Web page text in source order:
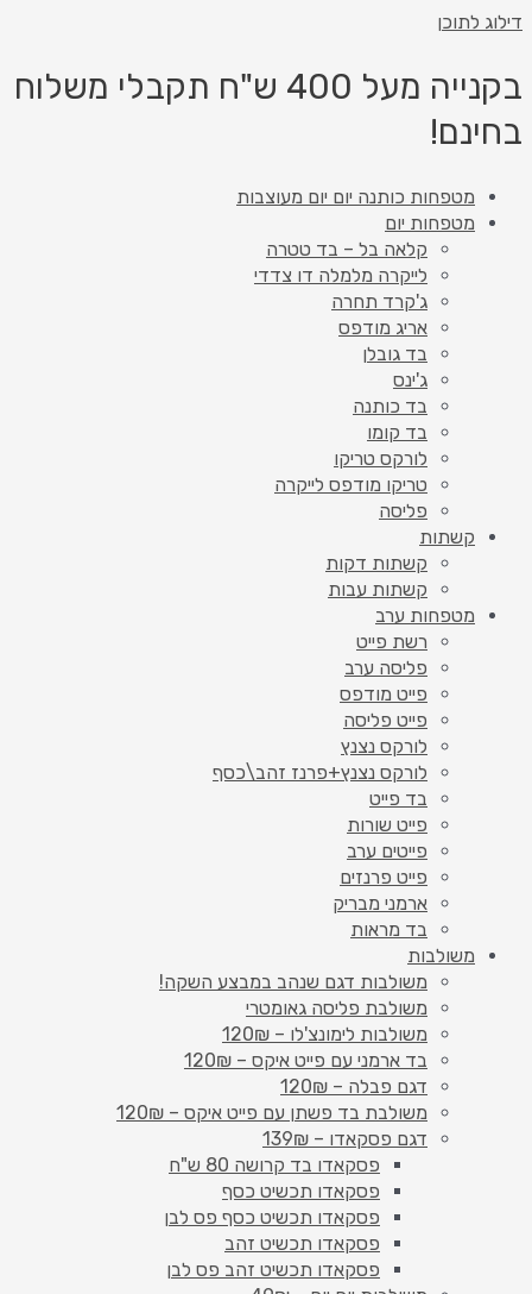
דילוג לתוכן
בקנייה מעל 400 ש"ח תקבלי משלוח
בחינם!
מטפחות כותנה יום יום מעוצבות
מטפחות יום
קלאה בל – בד טטרה
לייקרה מלמלה דו צדדי
ג'קרד תחרה
אריג מודפס
בד גובלן
ג'ינס
בד כותנה
בד קומו
לורקס טריקו
טריקו מודפס לייקרה
פליסה
קשתות
קשתות דקות
קשתות עבות
מטפחות ערב
רשת פייט
פליסה ערב
פייט מודפס
פייט פליסה
לורקס נצנץ
לורקס נצנץ+פרנז זהב\כסף
בד פייט
פייט שורות
פייטים ערב
פייט פרנזים
ארמני מבריק
בד מראות
משולבות
משולבות דגם שנהב במבצע השקה!
משולבת פליסה גאומטרי
משולבות לימונצ'לו – 120₪
בד ארמני עם פייט איקס – 120₪
דגם פבלה – 120₪
משולבת בד פשתן עם פייט איקס – 120₪
דגם פסקאדו – 139₪
פסקאדו בד קרושה 80 ש"ח
פסקאדו תכשיט כסף
פסקאדו תכשיט כסף פס לבן
פסקאדו תכשיט זהב
פסקאדו תכשיט זהב פס לבן